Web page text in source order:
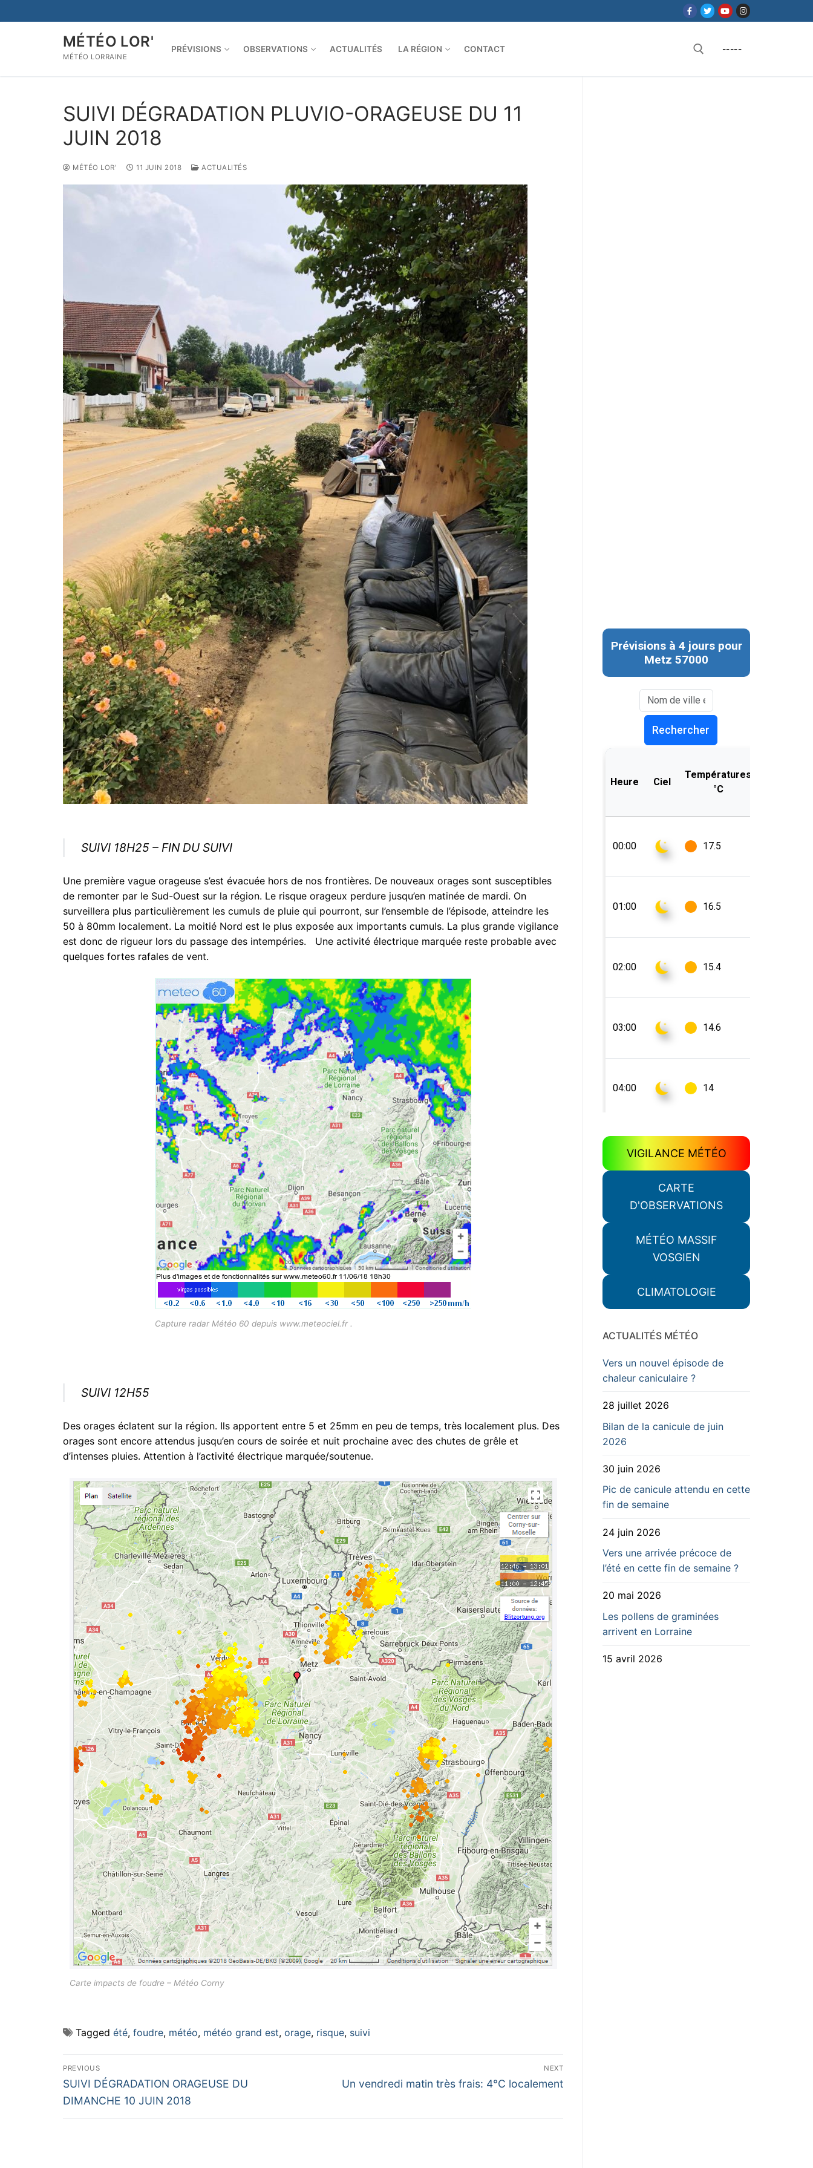
au
MÉTÉO LOR'
MÉTÉO LORRAINE
PRÉVISIONS OBSERVATIONS ACTUALITÉS LA RÉGION CONTACT -----
SUIVI DÉGRADATION PLUVIO-ORAGEUSE DU 11
JUIN 2018
MÉTÉO LOR' 11 JUIN 2018 ACTUALITÉS
SUIVI 18H25 – FIN DU SUIVI
Une première vague orageuse s’est évacuée hors de nos frontières. De nouveaux orages sont susceptibles
de remonter par le Sud-Ouest sur la région. Le risque orageux perdure jusqu’en matinée de mardi. On
surveillera plus particulièrement les cumuls de pluie qui pourront, sur l’ensemble de l’épisode, atteindre les
50 à 80mm localement. La moitié Nord est le plus exposée aux importants cumuls. La plus grande vigilance
est donc de rigueur lors du passage des intempéries. Une activité électrique marquée reste probable avec
quelques fortes rafales de vent.
Capture radar Météo 60 depuis www.meteociel.fr .
SUIVI 12H55
Des orages éclatent sur la région. Ils apportent entre 5 et 25mm en peu de temps, très localement plus. Des
orages sont encore attendus jusqu’en cours de soirée et nuit prochaine avec des chutes de grêle et
d’intenses pluies. Attention à l’activité électrique marquée/soutenue.
Carte impacts de foudre – Météo Corny
Tagged été, foudre, météo, météo grand est, orage, risque, suivi
Navigation
de
PREVIOUS
Previous
post:
SUIVI DÉGRADATION ORAGEUSE DU
DIMANCHE 10 JUIN 2018
NEXT
Next
Un vendredi matin très frais: 4°C localement
VIGILANCE MÉTÉO
CARTE
D'OBSERVATIONS
MÉTÉO MASSIF
VOSGIEN
CLIMATOLOGIE
ACTUALITÉS MÉTÉO
Vers un nouvel épisode de
chaleur caniculaire ?
28 juillet 2026
Bilan de la canicule de juin
2026
30 juin 2026
Pic de canicule attendu en cette
fin de semaine
24 juin 2026
Vers une arrivée précoce de
l’été en cette fin de semaine ?
20 mai 2026
Les pollens de graminées
arrivent en Lorraine
15 avril 2026